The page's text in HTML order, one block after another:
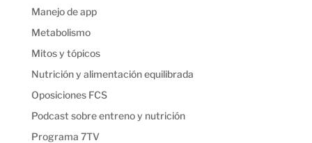
Manejo de app
Metabolismo
Mitos y tópicos
Nutrición y alimentación equilibrada
Oposiciones FCS
Podcast sobre entreno y nutrición
Programa 7TV